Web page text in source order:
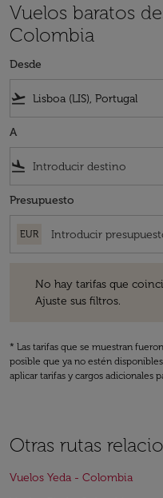
Vuelos baratos
Colombia
Desde
flight_takeoff
A
flight_land
Presupuesto
EUR
No hay tarifas que
Ajuste sus filtros.
* Las tarifas que se muestran
posible que ya no estén
aplicar tarifas y cargos adicionales
Otras rutas
Vuelos Yeda - Colombia